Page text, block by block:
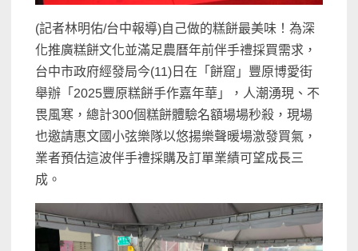
(記者林明佑/台中報導)自己做的糕餅最美味！為深
化推廣糕餅文化並滿足農曆年前伴手禮採買需求，
台中市政府經發局今(11)日在「餅窟」豐原博愛街
舉辦「2025豐原糕餅手作嘉年華」，人潮湧現、不
畏風寒，總計300個糕餅體驗名額場場秒殺，現場
也邀請惠文國小弦樂隊以悠揚樂聲暖場激發買氣，
業者預估這波伴手禮採購及訂單業績可望成長三
成。